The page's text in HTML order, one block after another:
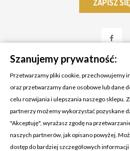
KONTAKT Z NAMI
Adres:
Cosmetic4car
Budzisz 73A
39-200 Dębica
Szanujemy prywatność:
Przetwarzamy pliki cookie, przechowujemy
oraz przetwarzamy dane osobowe lub dane
celu rozwijania i ulepszania naszego sklepu.
partnerzy możemy wykorzystać pozyskane
"Akceptuję", wyrażasz zgodę na
naszych partnerów, jak opisano powyżej.
dostęp do bardziej szczegółowych